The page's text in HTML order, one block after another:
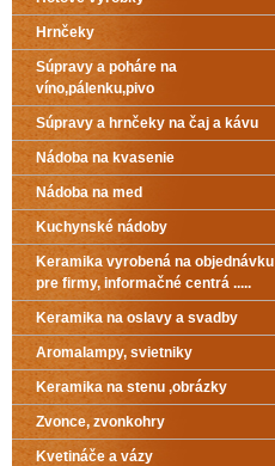
Hrnčeky
Súpravy a poháre na
víno,pálenku,pivo
Súpravy a hrnčeky na čaj a kávu
Nádoba na kvasenie
Nádoba na med
Kuchynské nádoby
Keramika vyrobená na objednávku
pre firmy, informačné centrá .....
Keramika na oslavy a svadby
Aromalampy, svietniky
Keramika na stenu ,obrázky
Zvonce, zvonkohry
Kvetináče a vázy